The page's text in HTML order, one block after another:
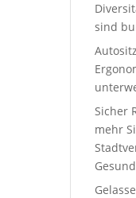
sind
Sicher
mehr